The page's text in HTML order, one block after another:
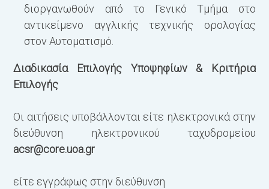
διοργανωθούν από το Γενικό Τμήμα στο
αντικείμενο αγγλικής τεχνικής ορολογίας
στον Αυτοματισμό.
Διαδικασία Επιλογής Υποψηφίων & Κριτήρια
Επιλογής
Οι αιτήσεις υποβάλλονται είτε ηλεκτρονικά στην
διεύθυνση ηλεκτρονικού ταχυδρομείου
acsr@core.uoa.gr
είτε εγγράφως στην διεύθυνση